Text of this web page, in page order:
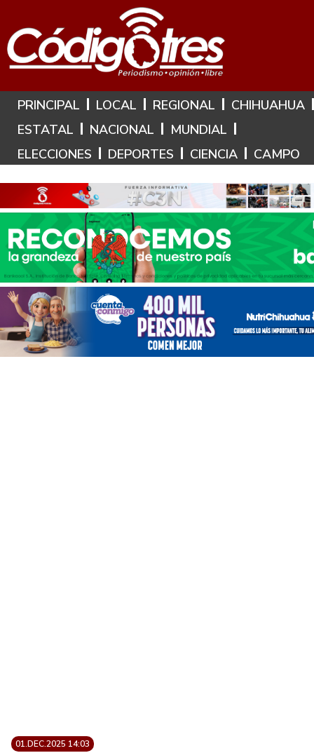
Hoy es: 10 de Agosto de 2026
PRINCIPAL LOCAL REGIONAL
CHIHUAHUA
ESTATAL
NACIONAL
MUNDIAL
ELECCIONES
DEPORTES CIENCIA CAMPO
01.DEC.2025 14:03